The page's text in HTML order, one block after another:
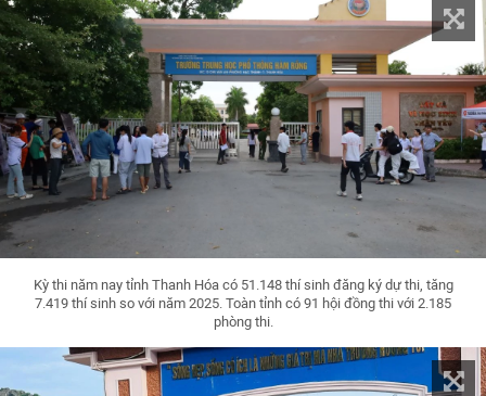
Kỳ thi năm nay tỉnh Thanh Hóa có 51.148 thí sinh đăng ký dự thi, tăng
7.419 thí sinh so với năm 2025. Toàn tỉnh có 91 hội đồng thi với 2.185
phòng thi.